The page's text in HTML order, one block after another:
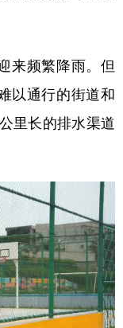
频繁降雨。但
以通行的街道和
里长的排水渠道